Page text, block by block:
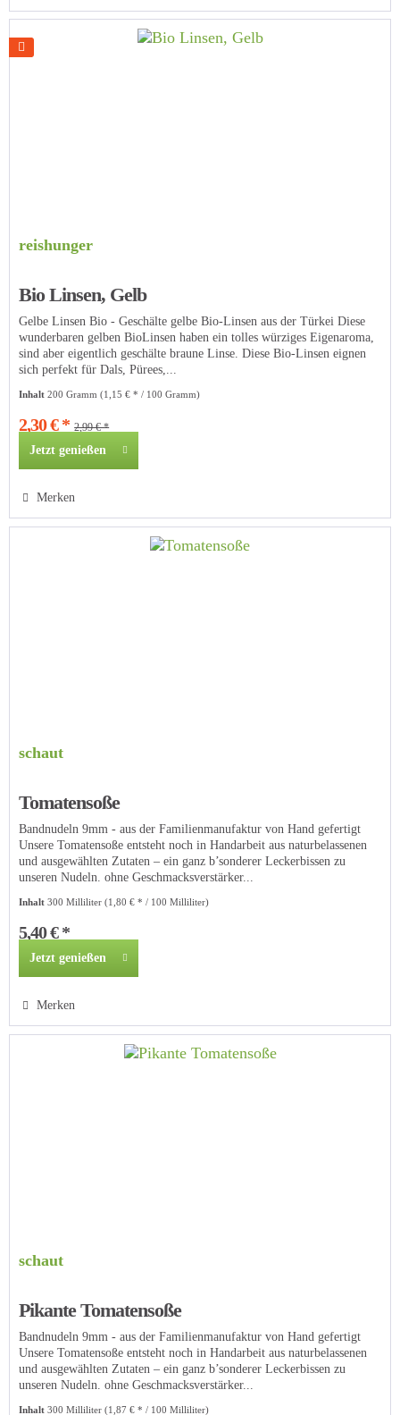
reishunger
Bio Linsen, Gelb
Gelbe Linsen Bio - Geschälte gelbe Bio-Linsen aus der Türkei Diese
wunderbaren gelben BioLinsen haben ein tolles würziges Eigenaroma,
sind aber eigentlich geschälte braune Linse. Diese Bio-Linsen eignen
sich perfekt für Dals, Pürees,...
Inhalt200 Gramm(1,15 € * / 100 Gramm)
2,30 € * 2,99 € *
Jetzt genießen
Merken
schaut
Tomatensoße
Bandnudeln 9mm - aus der Familienmanufaktur von Hand gefertigt
Unsere Tomatensoße entsteht noch in Handarbeit aus naturbelassenen
und ausgewählten Zutaten – ein ganz b’sonderer Leckerbissen zu
unseren Nudeln. ohne Geschmacksverstärker...
Inhalt300 Milliliter(1,80 € * / 100 Milliliter)
5,40 € *
Jetzt genießen
Merken
schaut
Pikante Tomatensoße
Bandnudeln 9mm - aus der Familienmanufaktur von Hand gefertigt
Unsere Tomatensoße entsteht noch in Handarbeit aus naturbelassenen
und ausgewählten Zutaten – ein ganz b’sonderer Leckerbissen zu
unseren Nudeln. ohne Geschmacksverstärker...
Inhalt300 Milliliter(1,87 € * / 100 Milliliter)